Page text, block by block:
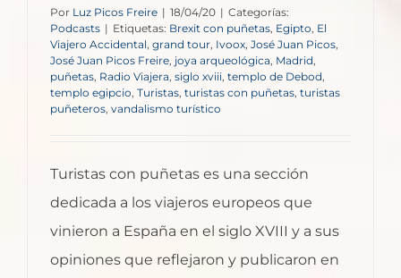
Por Luz Picos Freire | 18/04/20 | Categorías:
Podcasts | Etiquetas: Brexit con puñetas Egipto El
Viajero Accidental grand tour Ivoox José Juan Picos
José Juan Picos Freire joya arqueológica Madrid
puñetas Radio Viajera siglo xviii templo de Debod
templo egipcio Turistas turistas con puñetas turistas
puñeteros vandalismo turístico
Turistas con puñetas es una sección
dedicada a los viajeros europeos que
vinieron a España en el siglo XVIII y a sus
opiniones que reflejaron y publicaron en